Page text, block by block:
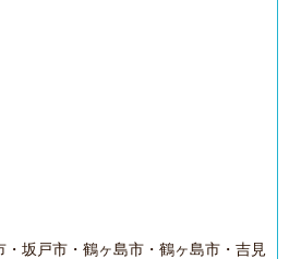
・坂戸市・鶴ヶ島市・鶴ヶ島市・吉見